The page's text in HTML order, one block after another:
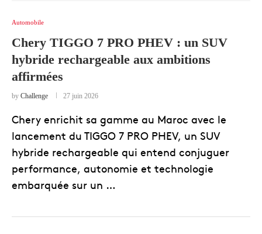
Automobile
Chery TIGGO 7 PRO PHEV : un SUV
hybride rechargeable aux ambitions
affirmées
by Challenge 27 juin 2026
Chery enrichit sa gamme au Maroc avec le
lancement du TIGGO 7 PRO PHEV, un SUV
hybride rechargeable qui entend conjuguer
performance, autonomie et technologie
embarquée sur un …